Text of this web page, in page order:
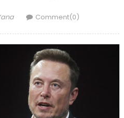
Comment(0)